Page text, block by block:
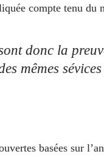
compte tenu du
donc la
mêmes
basées sur